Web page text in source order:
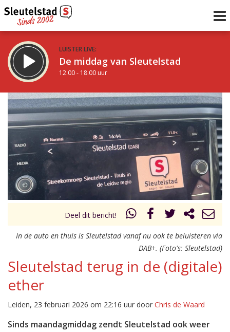
LUISTER LIVE:
De middag van Sleutelstad
12.00 - 18.00 uur
STRAKS:
De avond van Sleutelstad
18.00 - 19.00 uur
Vorig uur
uur 1 van 0 Volgend uur
Deel dit bericht!
In de auto en thuis is Sleutelstad vanaf nu ook te beluisteren via
DAB+. (Foto's: Sleutelstad)
Sleutelstad terug in de (digitale)
ether
Leiden, 23 februari 2026 om 22:16 uur door Chris de Waard
Sinds maandagmiddag zendt Sleutelstad ook weer